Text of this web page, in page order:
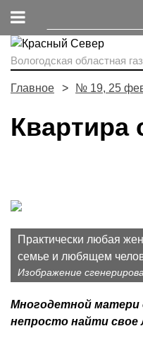
Вологодская областная
Главное № 19, 25
Квартира
Практически любая
семье и любящем
Изображение
Многодетной матери
непросто найти свое